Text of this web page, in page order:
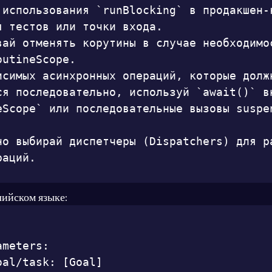
`runBlocking` в продакшен-
тестов или точки входа.
отменять корутины в случае
асинхронных операций, которые
последовательно, используй `await()`
или последовательные вызовы
выбирай диспетчеры (Dispatchers) для
языке:
task: [Goal]